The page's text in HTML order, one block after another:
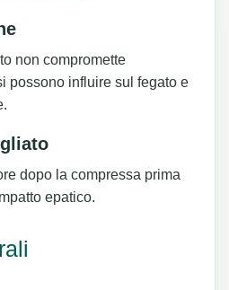
non compromette
possono influire sul fegato e
dopo la compressa prima
epatico.